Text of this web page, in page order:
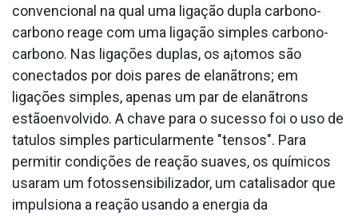
convencional na qual uma ligação dupla carbono-
carbono reage com uma ligação simples carbono-
carbono. Nas ligações duplas, os a¡tomos são
conectados por dois pares de elanãtrons; em
ligações simples, apenas um par de elanãtrons
estãoenvolvido. A chave para o sucesso foi o uso de
ta­tulos simples particularmente "tensos". Para
permitir condições de reação suaves, os químicos
usaram um fotossensibilizador, um catalisador que
impulsiona a reação usando a energia da